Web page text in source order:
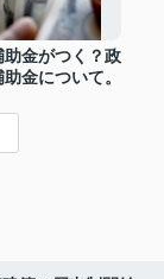
金がつく？政
金について。